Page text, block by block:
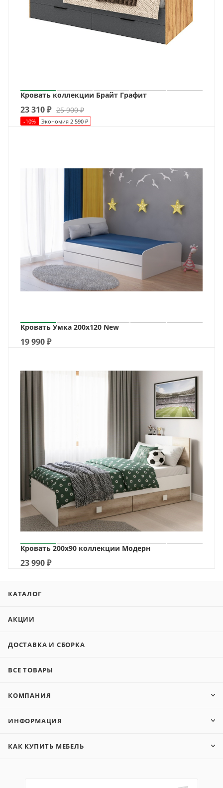
Кровать коллекции Брайт Графит
23 310₽ 25 900₽
-10% Экономия 2 590 ₽
Кровать Умка 200х120 New
19 990₽
Кровать 200х90 коллекции Модерн
23 990₽
КАТАЛОГ
АКЦИИ
ДОСТАВКА И СБОРКА
ВСЕ ТОВАРЫ
КОМПАНИЯ
ИНФОРМАЦИЯ
КАК КУПИТЬ МЕБЕЛЬ